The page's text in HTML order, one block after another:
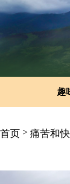
趣
首页 > 痛苦和